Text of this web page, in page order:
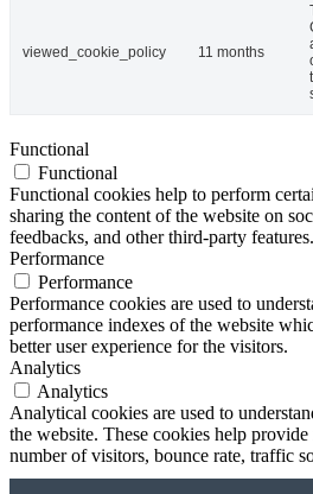
viewed_cookie_policy 11 months
Functional
Functional
Functional cookies help to perform
sharing the content of the website on
feedbacks, and other third-party features.
Performance
Performance
Performance cookies are used to
performance indexes of the website
better user experience for the visitors.
Analytics
Analytics
Analytical cookies are used to
the website. These cookies help
number of visitors, bounce rate, traffic